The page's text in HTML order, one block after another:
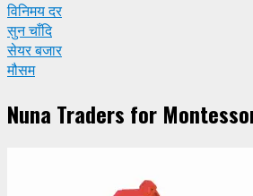
विनिमय दर
सुन चाँदि
सेयर बजार
मौसम
Nuna Traders for